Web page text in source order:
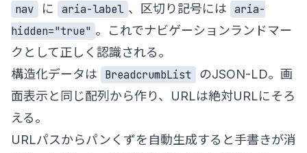
nav
に aria-label 、区切り記号には aria-
hidden="true" 。これでナビゲーションランドマー
クとして正しく認識される。
構造化データは
BreadcrumbList
のJSON-LD。画
面表示と同じ配列から作り、URLは絶対URLにそろ
える。
URLパスからパンくずを自動生成すると手書きが消